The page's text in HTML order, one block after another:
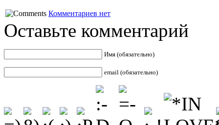
Комментариев нет
Оставьте комментарий
Имя (обязательно)
email (обязательно)